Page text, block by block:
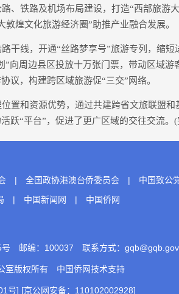
、铁路及机场布局建设，打造“西部旅游
煌文化旅游经济圈”助推产业融合发展。
线，开通“丝路梦享号”旅游专列，缩短
”向周边县区投放十万张门票，带动区域游
议，构建跨区域旅游促“三交”网络。
和资源优势，通过共建跨省文旅联盟和
跃“平台”，促进了更广区域的交往交流。
| 全国政协港澳台侨委员会 | 中国致公
| 中国新闻网 | 中国侨网
号 邮编：100037 联系方式：
室版权所有 中国侨网技术支持
号] [京公网安备：110102002928]